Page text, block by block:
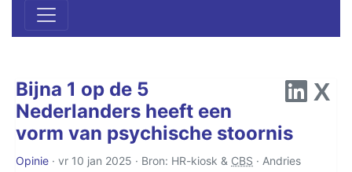
Bijna 1 op de 5
Nederlanders heeft een
vorm van psychische stoornis
Opinie · vr 10 jan 2025 · Bron: HR-kiosk & CBS · Andries